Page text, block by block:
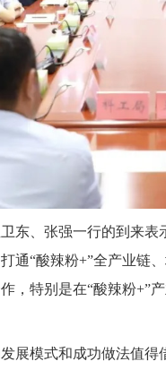
东、张强一行的到来
通“酸辣粉+”全产业链
，特别是在“酸辣粉+”
展模式和成功做法值